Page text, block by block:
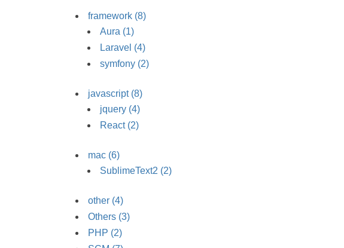
framework (8)
Aura (1)
Laravel (4)
symfony (2)
javascript (8)
jquery (4)
React (2)
mac (6)
SublimeText2 (2)
other (4)
Others (3)
PHP (2)